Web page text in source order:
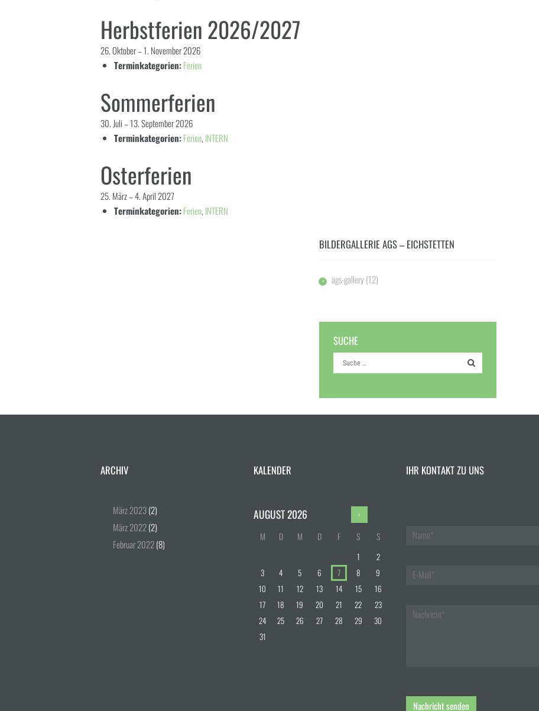
Herbstferien 2026/2027
26. Oktober–1. November 2026
Terminkategorien: Ferien
Sommerferien
30. Juli–13. September 2026
Terminkategorien: Ferien, INTERN
Osterferien
25. März–4. April 2027
Terminkategorien: Ferien, INTERN
BILDERGALLERIE AGS – EICHSTETTEN
ags-gallery (12)
SUCHE
ARCHIV
März2023(2)
März2022(2)
Februar2022(8)
KALENDER
AUGUST2026
M D M D F S S
1
2
3
4 5 6 7 8
9
10
11 12 13 14 15
16
17
18 19 20 21 22
23
24
25 26 27 28 29
30
31
IHR KONTAKT ZU UNS